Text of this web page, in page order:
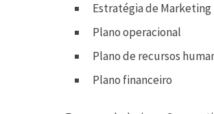
Estratégia de Marketing
Plano operacional
Plano de recursos
Plano financeiro